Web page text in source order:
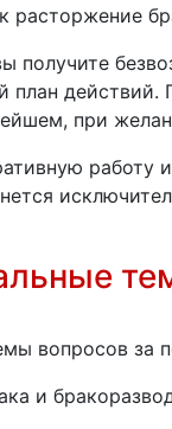
получите
план
при
работу
вопросов за
и